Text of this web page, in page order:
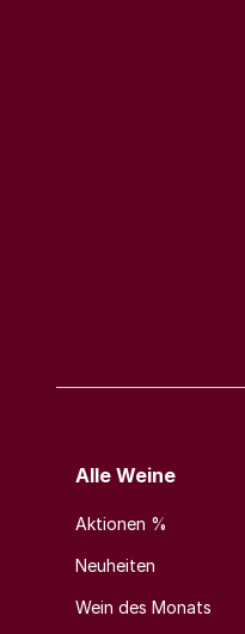
Alle Weine
Aktionen %
Neuheiten
Wein des Monats